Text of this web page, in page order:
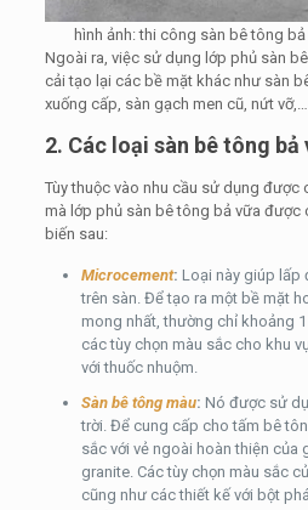
hình ảnh: thi công sàn bê tông
Ngoài ra, việc sử dụng lớp phủ sàn
cải tạo lại các bề mặt khác như sàn
xuống cấp, sàn gạch men cũ, nứt vỡ,…
2. Các loại sàn bê tông bả
Tùy thuộc vào nhu cầu sử dụng được
mà lớp phủ sàn bê tông bả vữa được
biến sau:
Microcement: Loại này giúp lấp
trên sàn. Để tạo ra một bề mặt
mong nhất, thường chỉ khoảng
các tùy chọn màu sắc cho khu
với thuốc nhuộm.
Sàn bê tông màu: Nó được sử
trời. Để cung cấp cho tấm bê
sắc với vẻ ngoài hoàn thiện của
granite. Các tùy chọn màu sắc
cũng như các thiết kế với bột